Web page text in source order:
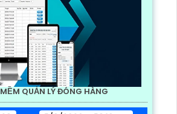
QUẢN LÝ ĐÓNG HÀNG